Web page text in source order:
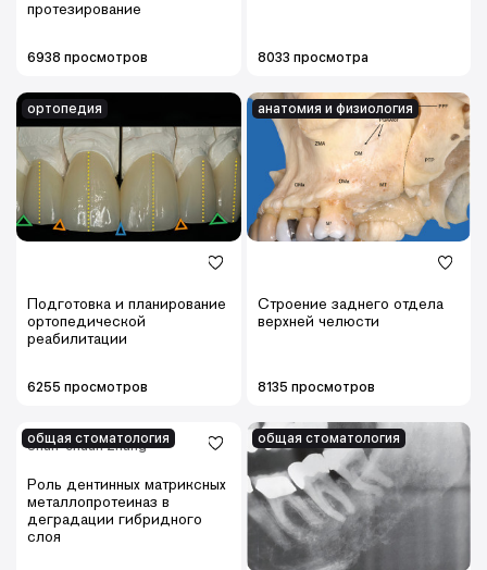
протезирование
6938 просмотров 8033 просмотра
ортопедия
Подготовка и планирование
ортопедической
реабилитации
6255 просмотров
анатомия и физиология
Строение заднего отдела
верхней челюсти
8135 просмотров
общая стоматология
Shan-chuan Zhang
Роль дентинных матриксных
металлопротеиназ в
деградации гибридного
слоя
общая стоматология